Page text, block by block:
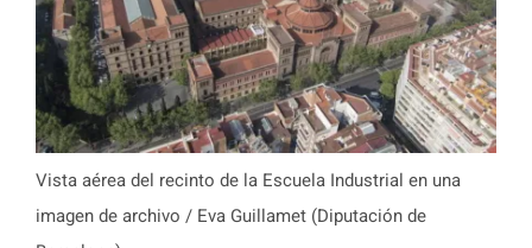
Vista aérea del recinto de la Escuela Industrial en una
imagen de archivo / Eva Guillamet (Diputación de